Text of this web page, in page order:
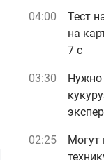
04:00
Тест
на
7 с
03:30
Нужно
02:25
Могут